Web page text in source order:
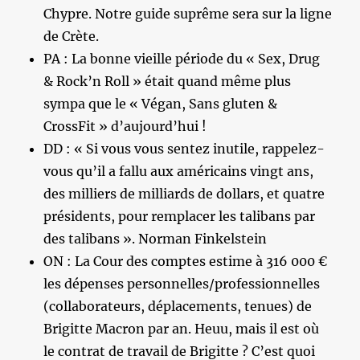
Chypre. Notre guide suprême sera sur la ligne
de Crète.
PA : La bonne vieille période du « Sex, Drug
& Rock’n Roll » était quand même plus
sympa que le « Végan, Sans gluten &
CrossFit » d’aujourd’hui !
DD : « Si vous vous sentez inutile, rappelez-
vous qu’il a fallu aux américains vingt ans,
des milliers de milliards de dollars, et quatre
présidents, pour remplacer les talibans par
des talibans ». Norman Finkelstein
ON : La Cour des comptes estime à 316 000 €
les dépenses personnelles/professionnelles
(collaborateurs, déplacements, tenues) de
Brigitte Macron par an. Heuu, mais il est où
le contrat de travail de Brigitte ? C’est quoi